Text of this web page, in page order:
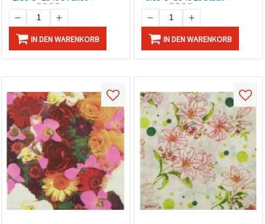
IN DEN WARENKORB IN DEN WARENKORB